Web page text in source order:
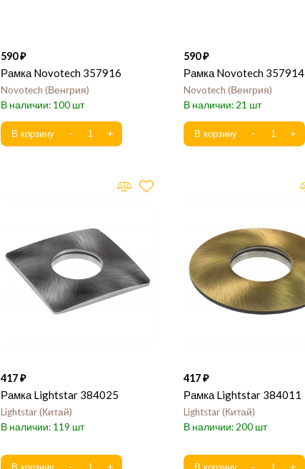
590
Рамка Novotech 357916
Novotech Венгрия
100
590
Рамка Novotech 357914
Novotech Венгрия
21
417
Рамка Lightstar 384025
Lightstar Китай
119
417
Рамка Lightstar 384011
Lightstar Китай
200